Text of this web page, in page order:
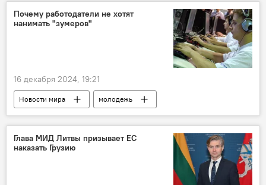
Почему работодатели не хотят
нанимать "зумеров"
16 декабря 2024, 19:21
Новости мира
молодежь
работодатели
Глава МИД Литвы призывает ЕС
наказать Грузию